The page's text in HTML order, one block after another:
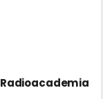
Radioacademia